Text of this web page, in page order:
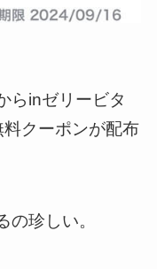
らinゼリービタ
クーポンが配布
珍しい。